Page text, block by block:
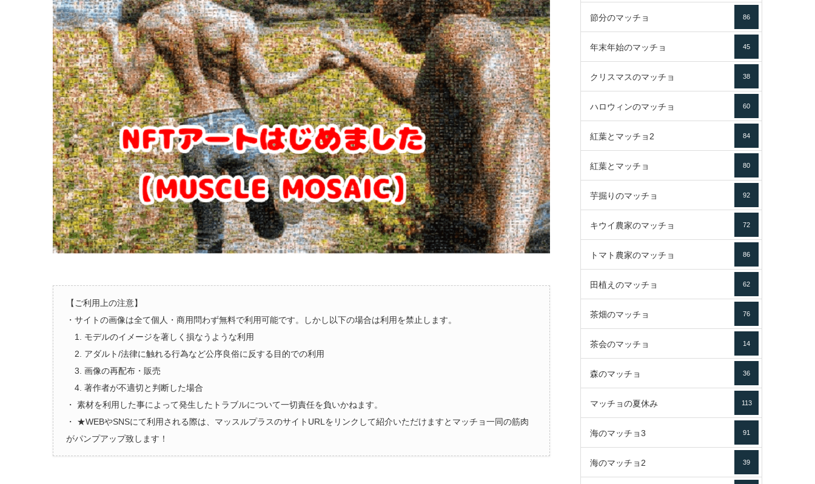
【ご利用上の注意】
・サイトの画像は全て個人・商用問わず無料で利用可能です。しかし以下の場合は利用を禁止します。
1. モデルのイメージを著しく損なうような利用
2. アダルト/法律に触れる行為など公序良俗に反する目的での利用
3. 画像の再配布・販売
4. 著作者が不適切と判断した場合
・ 素材を利用した事によって発生したトラブルについて一切責任を負いかねます。
・ ★WEBやSNSにて利用される際は、マッスルプラスのサイトURLをリンクして紹介いただけますとマッチョ一同の筋肉
がパンプアップ致します！
節分のマッチョ 86
年末年始のマッチョ 45
クリスマスのマッチョ 38
ハロウィンのマッチョ 60
紅葉とマッチョ2 84
紅葉とマッチョ 80
芋掘りのマッチョ 92
キウイ農家のマッチョ 72
トマト農家のマッチョ 86
田植えのマッチョ 62
茶畑のマッチョ 76
茶会のマッチョ 14
森のマッチョ 36
マッチョの夏休み 113
海のマッチョ3 91
海のマッチョ2 39